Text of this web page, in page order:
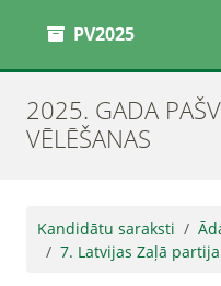
PV2025
2025. GADA
VĒLĒŠANAS
Kandidātu saraksti
7. Latvijas Zaļā partija